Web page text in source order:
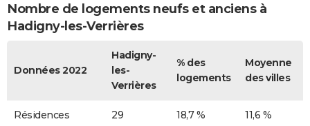
Nombre de logements neufs et anciens à
Hadigny-les-Verrières
Données 2022
Hadigny-
les-
Verrières
% des
logements
Moyenne
des villes
Résidences
29 18,7 % 11,6 %